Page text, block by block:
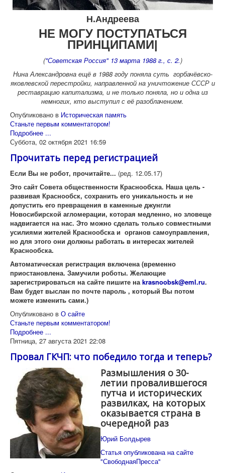
Н.Андреева
НЕ МОГУ ПОСТУПАТЬСЯ
ПРИНЦИПАМИ|
("Советская Россия" 13 марта 1988 г., с. 2.)
Нина Александровна ещё в 1988 году поняла суть горбачёвско-
яковлевской перестройки, направленной на уничтожение СССР и
реставрацию капитализма, и не только поняла, но и одна из
немногих, кто выступил с её разоблачением.
Опубликовано в Историческая память
Станьте первым комментатором!
Подробнее ...
Суббота, 02 октября 2021 16:59
Прочитать перед регистрацией
Если Вы не робот, прочитайте... (ред. 12.05.17)
Это сайт Совета общественности Краснообска. Наша цель -
развивая Краснообск, сохранить его уникальность и не
допустить его превращения в каменные джунгли
Новосибирской агломерации, которая медленно, но зловеще
надвигается на нас. Это можно сделать только совместными
усилиями жителей Краснообска и органов самоуправления,
но для этого они должны работать в интересах жителей
Краснообска.
Автоматическая регистрация включена (временно
приостановлена. Замучили роботы. Желающие
зарегистрироваться на сайте пишите наkrasnoobsk@eml.ru.
Вам будет выслан по почте пароль , который Вы потом
можете изменить сами.)
Опубликовано в О сайте
Станьте первым комментатором!
Подробнее ...
Пятница, 27 августа 2021 22:08
Провал ГКЧП: что победило тогда и теперь?
Размышления о 30-
летии провалившегося
путча и исторических
развилках, на которых
оказывается страна в
очередной раз
Юрий Болдырев
Статья опубликована на сайте
"СвободнаяПресса"